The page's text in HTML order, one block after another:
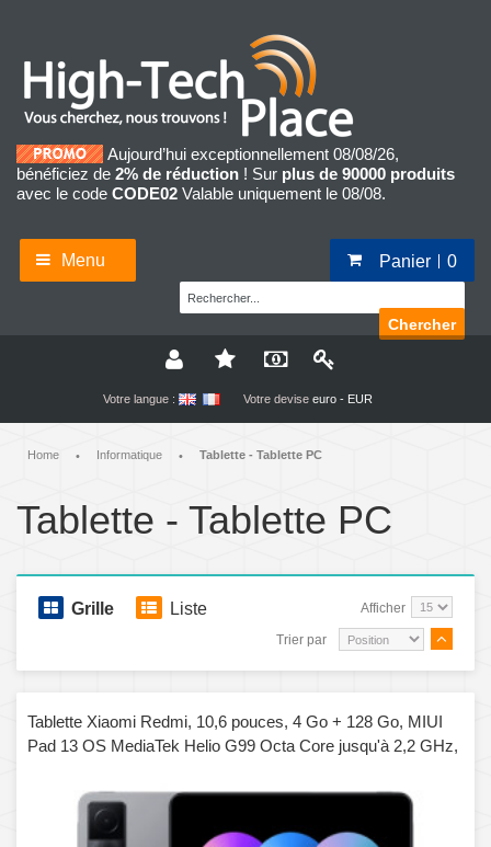
Aujourd’hui exceptionnellement 08/08/26,
bénéficiez de 2% de réduction ! Sur plus de 90000 produits
avec le code CODE02 Valable uniquement le 08/08.
Menu Panier 0
Chercher
Votre langue : Votre devise euro - EUR
Home • Informatique • Tablette - Tablette PC
Tablette - Tablette PC
Grille Liste Afficher
Trier par
Tablette Xiaomi Redmi, 10,6 pouces, 4 Go + 128 Go, MIUI
Pad 13 OS MediaTek Helio G99 Octa Core jusqu'à 2,2 GHz,
charge Google Play (gris foncé)